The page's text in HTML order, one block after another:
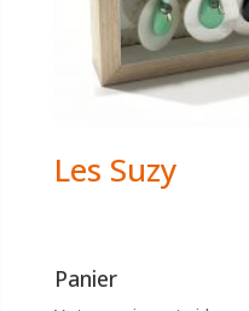
Les Suzy
Panier